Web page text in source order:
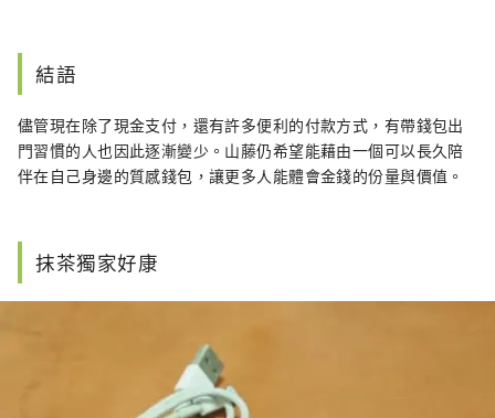
結語
儘管現在除了現金支付，還有許多便利的付款方式，有帶錢包出
門習慣的人也因此逐漸變少。山藤仍希望能藉由一個可以長久陪
伴在自己身邊的質感錢包，讓更多人能體會金錢的份量與價值。
抹茶獨家好康